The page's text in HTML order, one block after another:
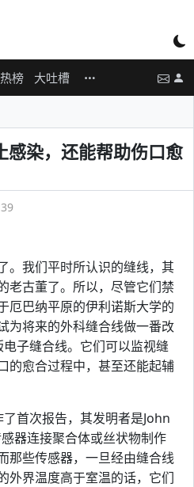
热榜 大吐槽
感染，还能帮助伤口愈
。我们平时所认识的缝线，其
老古董了。所以，尽管它们禁
厄巴纳平原的伊利诺斯大学的
为将来的外科缝合线做一番改
子缝合线。它们可以监视缝
的愈合过程中，甚至还能起辅
首次报告，其发明者是John
器连接聚合体或丝状物制作
那些传感器，一旦经由缝合线
外界温度高于室温的话，它们